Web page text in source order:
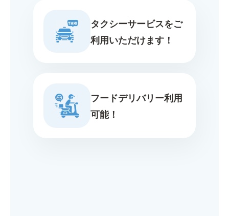
タクシーサービスをご
利用いただけます！
フードデリバリー利用
可能！